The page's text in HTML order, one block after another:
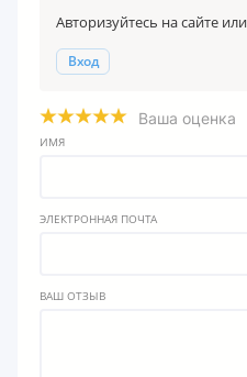
Авторизуйтесь на сайте
Вход
Ваша оценка
ИМЯ
ЭЛЕКТРОННАЯ ПОЧТА
ВАШ ОТЗЫВ